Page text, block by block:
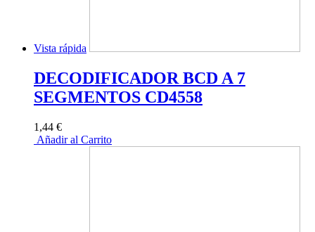
Vista rápida
DECODIFICADOR BCD A 7
SEGMENTOS CD4558
1,44 €
Añadir al Carrito